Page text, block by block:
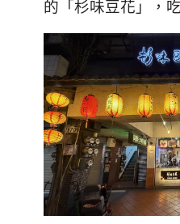
的「杉味豆花」，